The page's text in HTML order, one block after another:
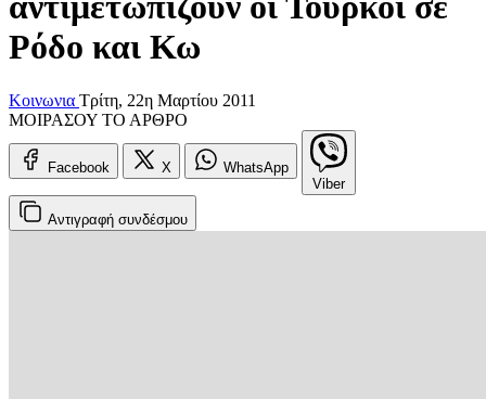
Ρόδο και Κω
Κοινωνια Τρίτη, 22η Μαρτίου 2011
ΜΟΙΡΑΣΟΥ ΤΟ ΑΡΘΡΟ
Facebook X
WhatsApp
Viber
Αντιγραφή συνδέσμου